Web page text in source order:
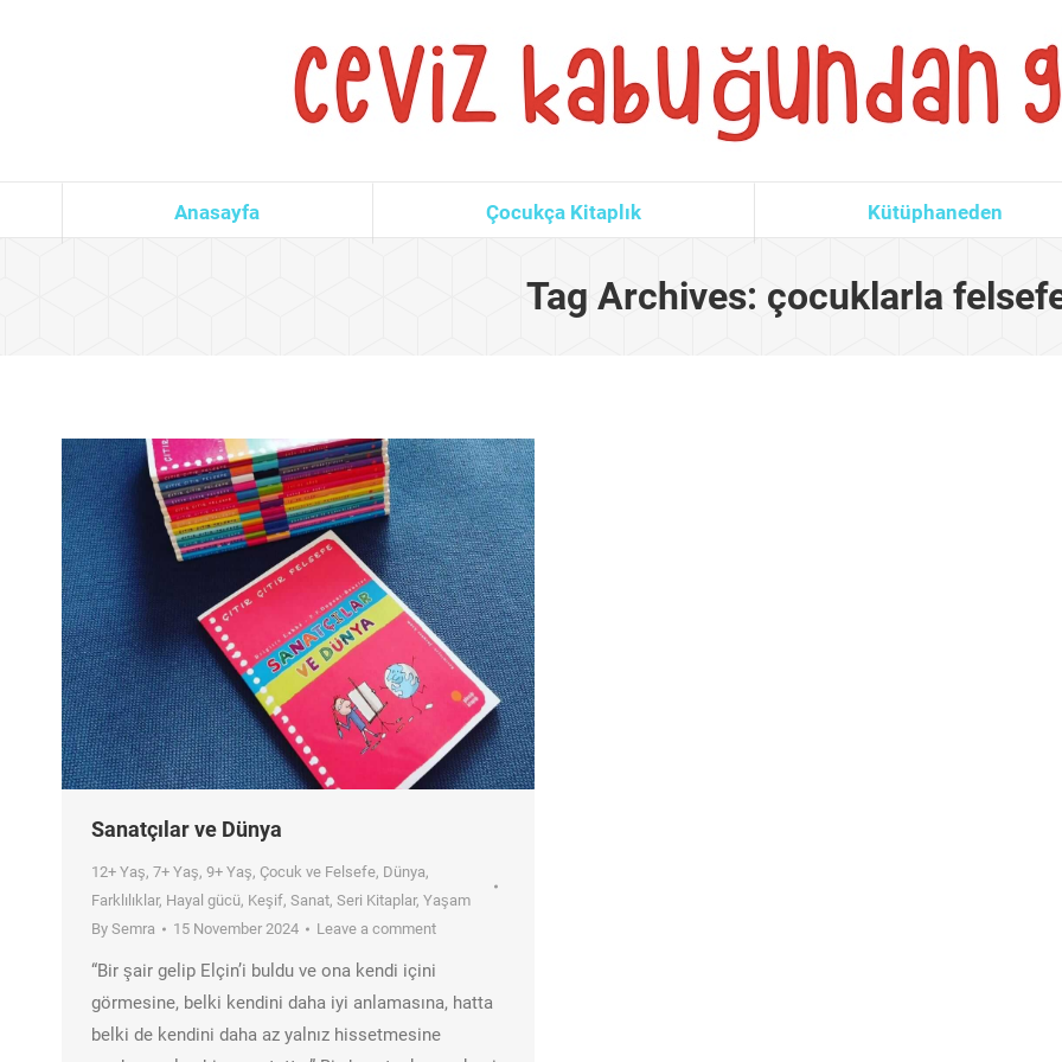
Anasayfa Çocukça Kitaplık Kütüphaneden
Tag Archives: çocuklarla
Sanatçılar ve Dünya
12+ Yaş, 7+ Yaş, 9+ Yaş, Çocuk ve Felsefe, Dünya,
Farklılıklar, Hayal gücü, Keşif, Sanat, Seri Kitaplar, Yaşam
By Semra 15 November 2024 Leave a comment
“Bir şair gelip Elçin’i buldu ve ona kendi içini
görmesine, belki kendini daha iyi anlamasına, hatta
belki de kendini daha az yalnız hissetmesine